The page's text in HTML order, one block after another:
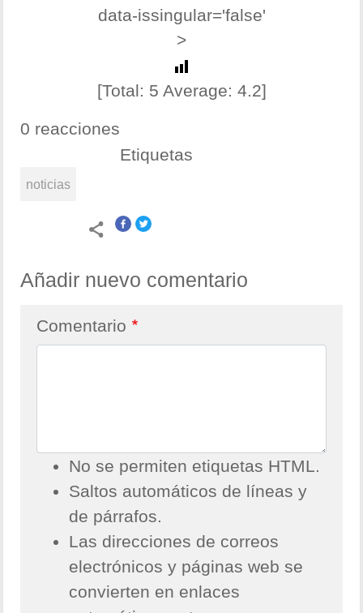
data-issingular='false'
>
[Total: 5 Average: 4.2]
0 reacciones
Etiquetas
noticias
Añadir nuevo comentario
Comentario
No se permiten etiquetas HTML.
Saltos automáticos de líneas y
de párrafos.
Las direcciones de correos
electrónicos y páginas web se
convierten en enlaces